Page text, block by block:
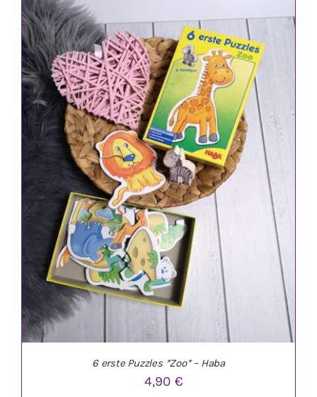
IN DEN WARENKORB DETAILS
6 erste Puzzles *Zoo* – Haba
4,90€